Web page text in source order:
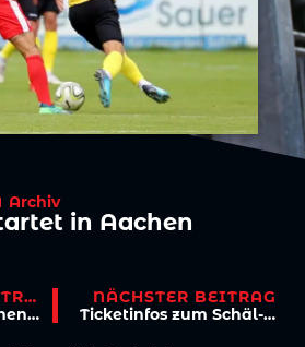
Archiv
in Aachen
VORHERIGER BEITRAG
U17 und U19 gewinnen am 11.11. souverän
NÄCHSTER BEITRAG
Ticketinfos zum Schäl-Sick-Derby bei Deutz 05